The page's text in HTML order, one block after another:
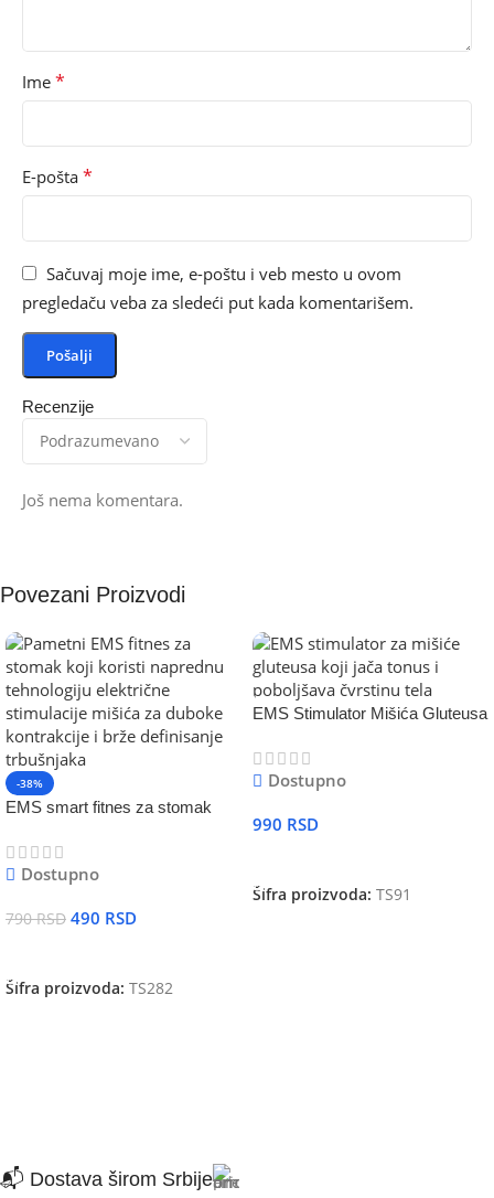
Recenzije
Još nema komentara.
Ime *
E-pošta *
Sačuvaj moje ime, e-poštu i veb mesto u ovom
pregledaču veba za sledeći put kada komentarišem.
Povezani Proizvodi
-38%
EMS smart fitnes za stomak
Dostupno
790RSD 490 RSD
Šifra proizvoda: TS282
EMS Stimulator Mišića Gluteusa
Dostupno
990 RSD
Šifra proizvoda: TS91
📬 Dostava širom Srbije